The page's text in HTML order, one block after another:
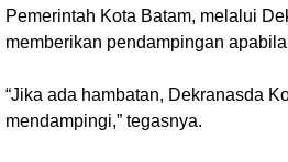
Pemerintah Kota Batam, melalui
memberikan pendampingan
“Jika ada hambatan, Dekranasda
mendampingi,” tegasnya.